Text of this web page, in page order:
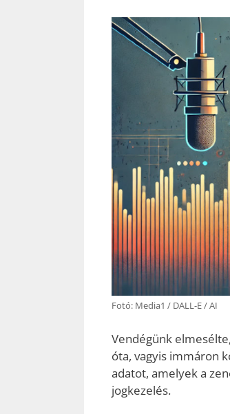
Fotó: Media1 / DALL-E / AI
Vendégünk
óta, vagyis immáron
adatot, amelyek a
jogkezelés.